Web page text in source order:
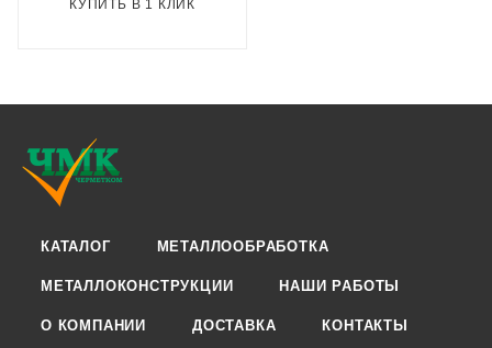
КУПИТЬ В 1 КЛИК
КАТАЛОГ МЕТАЛЛООБРАБОТКА
МЕТАЛЛОКОНСТРУКЦИИ НАШИ РАБОТЫ
О КОМПАНИИ ДОСТАВКА КОНТАКТЫ